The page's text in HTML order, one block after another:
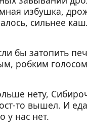
избушка,
сильнее
бы затопить
робким
нету,
то вышел. И
у нас нет.